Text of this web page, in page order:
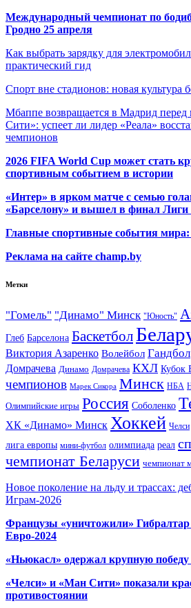
Международный чемпионат по
Гродно 25 апреля
Как выбрать зарядку для
практический гид
Спорт вне стадионов: новая культура
Мбаппе возвращается в Мадрид перед
Сити»: успеет ли лидер «Реала»
чемпионов
2026 FIFA World Cup может стать
спортивным событием в истории
«Интер» в ярком матче с семью
«Барселону» и вышел в финал Лиги
Главные спортивные события мира:
Реклама на сайте champ.by
Метки
"Гомель" "Динамо" Минск "Юность"
Глеб Барселона Баскетбол
Виктория Азаренко Волейбол Гандбол
Домрачева Динамо Домрачева КХЛ Кубок
чемпионов Марек Сикора Минск НБА
Олимпийские игры Россия Соболенко
ХК «Динамо» Минск Хоккей Челси
лига европы мини-футбол олимпиада реал
чемпионат Беларуси чемпионат
Новое поколение на льду и трассах:
Играм-2026
Французы «уничтожили»
Евро-2024
«Ньюкасл» одержал крупную победу
«Челси» и «Ман Сити» показали
противостоянии